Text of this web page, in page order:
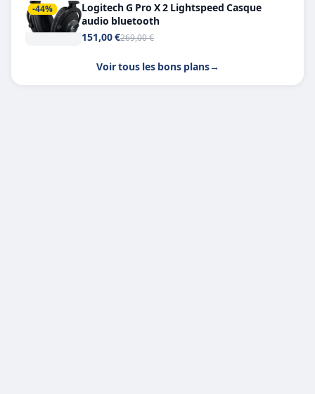
-44%
Logitech G Pro X 2 Lightspeed Casque
audio bluetooth
151,00 €269,00 €
Voir tous les bons plans→